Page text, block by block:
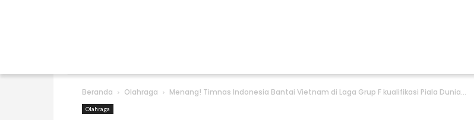
Beranda Olahraga Menang! Timnas Indonesia Bantai Vietnam di Laga Grup F kualifikasi Piala Dunia...
Olahraga